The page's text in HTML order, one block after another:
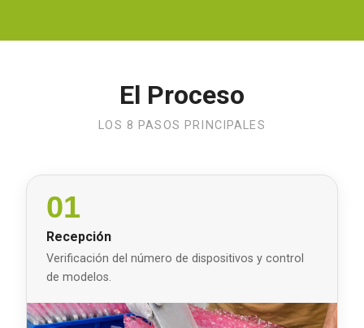
El Proceso
LOS 8 PASOS PRINCIPALES
01
Recepción
Verificación del número de dispositivos y control
de modelos.